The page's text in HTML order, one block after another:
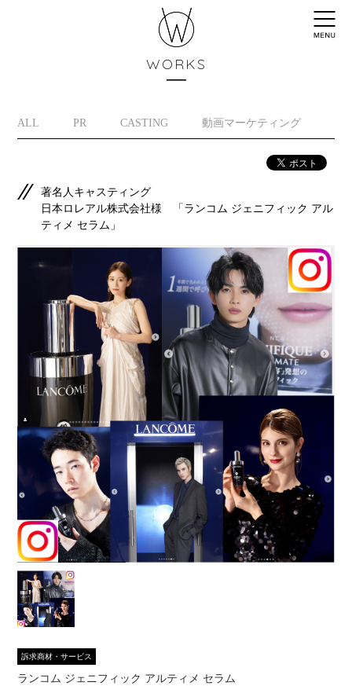
WORKS
ALL PR CASTING 動画マーケティング
著名人キャスティング
日本ロレアル株式会社様 「ランコム ジェニフィック アル
ティメ セラム」
訴求商材・サービス
ランコム ジェニフィック アルティメ セラム